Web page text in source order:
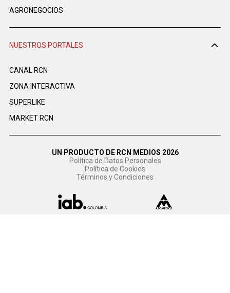
AGRONEGOCIOS
NUESTROS PORTALES
CANAL RCN
ZONA INTERACTIVA
SUPERLIKE
MARKET RCN
UN PRODUCTO DE RCN MEDIOS 2026
Política de Datos Personales
Política de Cookies
Términos y Condiciones